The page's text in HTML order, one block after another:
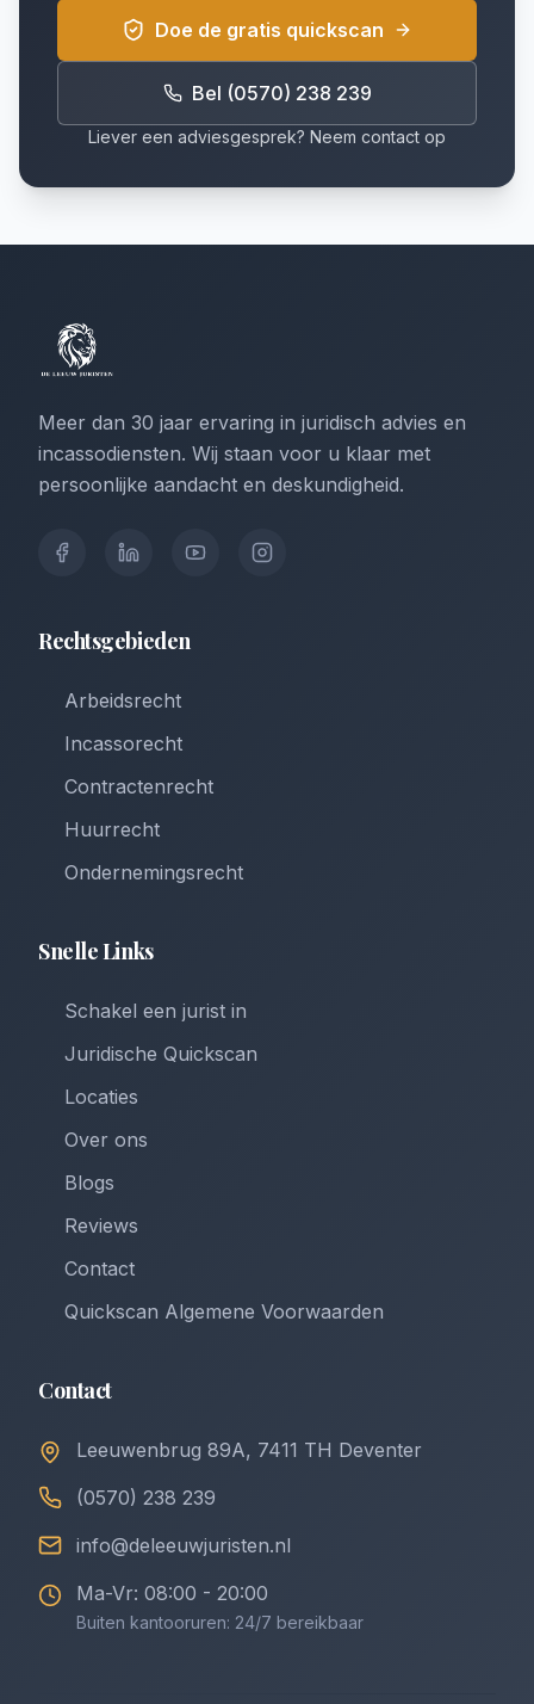
Doe de gratis quickscan
Bel (0570) 238 239
Liever een adviesgesprek? Neem contact op
Meer dan 30 jaar ervaring in juridisch advies en
incassodiensten. Wij staan voor u klaar met
persoonlijke aandacht en deskundigheid.
Rechtsgebieden
Arbeidsrecht
Incassorecht
Contractenrecht
Huurrecht
Ondernemingsrecht
Snelle Links
Schakel een jurist in
Juridische Quickscan
Locaties
Over ons
Blogs
Reviews
Contact
Quickscan Algemene Voorwaarden
Contact
Leeuwenbrug 89A, 7411 TH Deventer
(0570) 238 239
info@deleeuwjuristen.nl
Ma-Vr: 08:00 - 20:00
Buiten kantooruren: 24/7 bereikbaar